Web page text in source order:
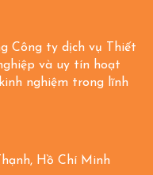
Công ty dịch vụ Thiết
và uy tín hoạt
nghiệm trong lĩnh
Hồ Chí Minh